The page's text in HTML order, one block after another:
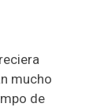
mucho
de